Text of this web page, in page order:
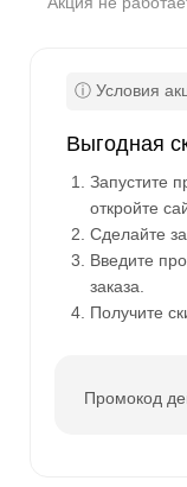
Выгодная
Запустите
откройте
Сделайте
Введите
заказа.
Получите
Промокод